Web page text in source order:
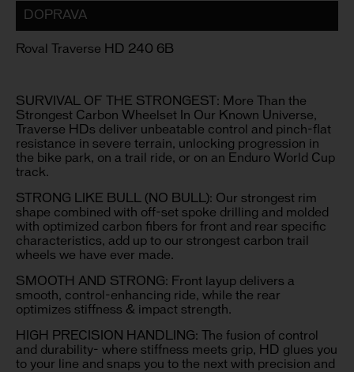
DOPRAVA
Roval Traverse HD 240 6B
SURVIVAL OF THE STRONGEST: More Than the
Strongest Carbon Wheelset In Our Known Universe,
Traverse HDs deliver unbeatable control and pinch-flat
resistance in severe terrain, unlocking progression in
the bike park, on a trail ride, or on an Enduro World Cup
track.
STRONG LIKE BULL (NO BULL): Our strongest rim
shape combined with off-set spoke drilling and molded
with optimized carbon fibers for front and rear specific
characteristics, add up to our strongest carbon trail
wheels we have ever made.
SMOOTH AND STRONG: Front layup delivers a
smooth, control-enhancing ride, while the rear
optimizes stiffness & impact strength.
HIGH PRECISION HANDLING: The fusion of control
and durability- where stiffness meets grip, HD glues you
to your line and snaps you to the next with precision and